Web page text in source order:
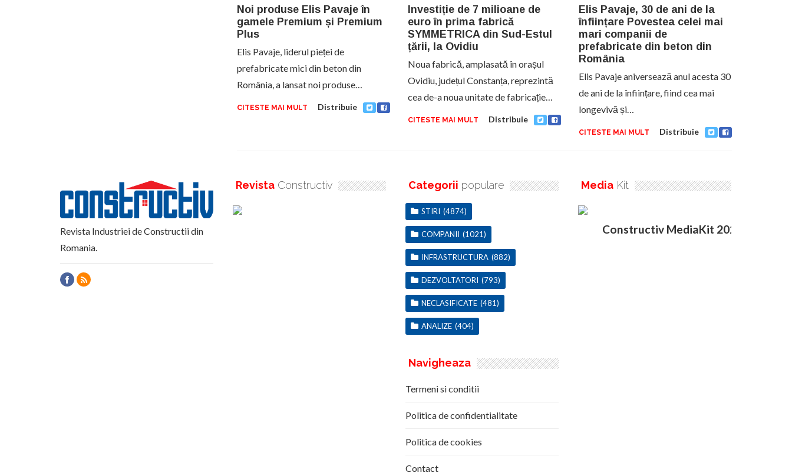
Noi produse Elis Pavaje în
gamele Premium și Premium
Plus
Elis Pavaje, liderul pieței de
prefabricate mici din beton din
România, a lansat noi produse…
CITESTE MAI MULT Distribuie
2023
Investiție de 7 milioane de
euro în prima fabrică
SYMMETRICA din Sud-Estul
țării, la Ovidiu
Noua fabrică, amplasată în orașul
Ovidiu, județul Constanța, reprezintă
cea de-a noua unitate de fabricație…
CITESTE MAI MULT Distribuie
Elis Pavaje, 30 de ani de la
înființare Povestea celei mai
mari companii de
prefabricate din beton din
România
Elis Pavaje aniversează anul acesta 30
de ani de la înființare, fiind cea mai
longevivă și…
CITESTE MAI MULT Distribuie
Revista Industriei de Constructii din
Romania.
Revista Constructiv Categorii populare
STIRI (4874)
COMPANII (1021)
INFRASTRUCTURA (882)
DEZVOLTATORI (793)
NECLASIFICATE (481)
ANALIZE (404)
Navigheaza
Termeni si conditii
Politica de confidentialitate
Politica de cookies
Contact
Media Kit
Constructiv MediaKit 2020